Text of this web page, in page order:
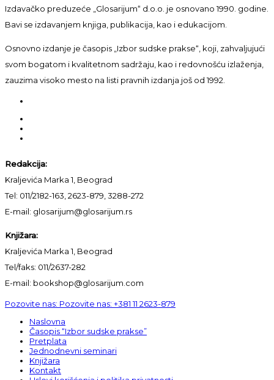
Izdavačko preduzeće „Glosarijum“ d.o.o. je osnovano 1990. godine.
Bavi se izdavanjem knjiga, publikacija, kao i edukacijom.
Osnovno izdanje je časopis „Izbor sudske prakse“, koji, zahvaljujući
svom bogatom i kvalitetnom sadržaju, kao i redovnošću izlaženja,
zauzima visoko mesto na listi pravnih izdanja još od 1992.
Redakcija:
Kraljevića Marka 1, Beograd
Tel: 011/2182-163, 2623-879, 3288-272
E-mail: glosarijum@glosarijum.rs
Knjižara:
Kraljevića Marka 1, Beograd
Tel/faks: 011/2637-282
E-mail: bookshop@glosarijum.com
Pozovite nas: Pozovite nas: +381 11 2623-879
Naslovna
Časopis “Izbor sudske prakse”
Pretplata
Jednodnevni seminari
Knjižara
Kontakt